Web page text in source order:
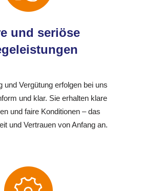
und seriöse
und Vergütung erfolgen bei uns
und klar. Sie erhalten klare
und faire Konditionen – das
und Vertrauen von Anfang an.